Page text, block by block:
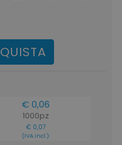
€ 0,06
1000pz
€ 0,07
(IVA incl.)